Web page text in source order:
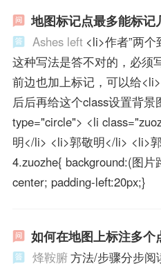
地图标记点最多能标记
Ashes left <li>作者”两
这种写法是答不对的，必须
前边也加上标记，可以给
后后再给这个class设置背景
type="circle"> <li
明</li> <li>郭敬明</li> <li>
4.zuozhe{ background:(图
center; padding-left:20px;}
如何在地图上标注多个
烽鞍腑方法/步骤分步阅